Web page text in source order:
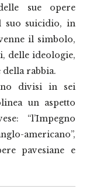
sue opere
suicidio, in
il simbolo,
delle ideologie,
rabbia.
divisi in sei
un aspetto
“l’Impegno
americano”,
pavesiane e